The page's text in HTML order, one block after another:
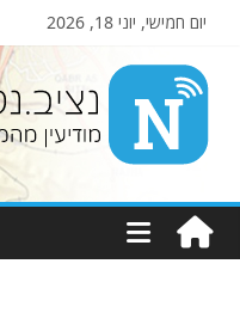
יום חמישי, יוני 18, 2026
Nziv.net
מודיעין
מהמקורות